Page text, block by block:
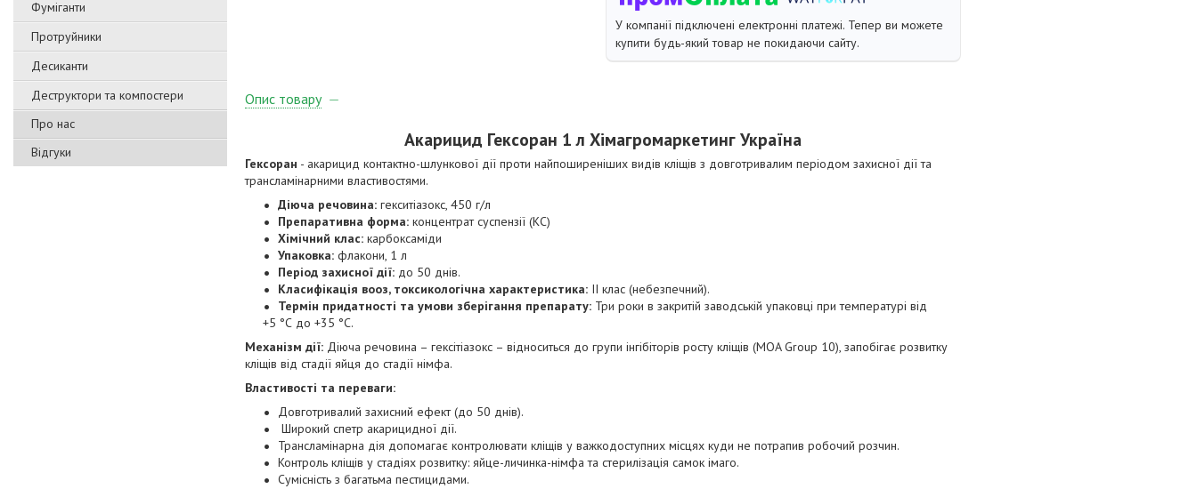
Фуміганти
Протруйники
Десиканти
Деструктори та компостери
Про нас
Відгуки
У компанії підключені електронні платежі. Тепер ви можете
купити будь-який товар не покидаючи сайту.
Опис товару
Акарицид Гексоран 1 л Хімагромаркетинг Україна
Гексоран - акарицид контактно-шлункової дії проти найпоширеніших видів кліщів з довготривалим періодом захисної дії та
трансламінарними властивостями.
Діюча речовина: гекситіазокс, 450 г/л
Препаративна форма: концентрат суспензії (КС)
Хімічний клас: карбоксаміди
Упаковка: флакони, 1 л
Період захисної дії: до 50 днів.
Класифікація вооз, токсикологічна характеристика: ІІ клас (небезпечний).
Термін придатності та умови зберігання препарату: Три роки в закритій заводській упаковці при температурі від
+5 °С до +35 °С.
Механізм дії: Діюча речовина – гексітіазокс – відноситься до групи інгібіторів росту кліщів (MOA Group 10), запобігає розвитку
кліщів від стадії яйця до стадії німфа.
Властивості та переваги:
Довготривалий захисний ефект (до 50 днів).
Широкий спетр акарицидної дії.
Трансламінарна дія допомагає контролювати кліщів у важкодоступних місцях куди не потрапив робочий розчин.
Контроль кліщів у стадіях розвитку: яйце-личинка-німфа та стерилізація самок імаго.
Сумісність з багатьма пестицидами.